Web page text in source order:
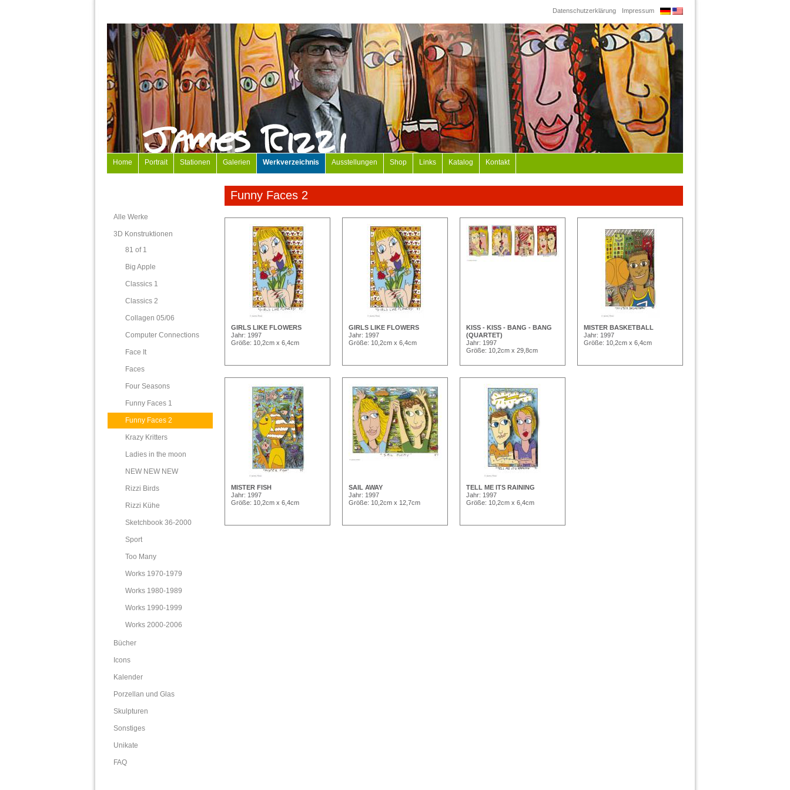
Impressum
Datenschutzerklärung
Home Portrait Stationen Galerien Werkverzeichnis Ausstellungen Shop Links Katalog Kontakt
Alle Werke
3D Konstruktionen
81 of 1
Big Apple
Classics 1
Classics 2
Collagen 05/06
Computer Connections
Face It
Faces
Four Seasons
Funny Faces 1
Funny Faces 2
Krazy Kritters
Ladies in the moon
NEW NEW NEW
Rizzi Birds
Rizzi Kühe
Sketchbook 36-2000
Sport
Too Many
Works 1970-1979
Works 1980-1989
Works 1990-1999
Works 2000-2006
Bücher
Icons
Kalender
Porzellan und Glas
Skulpturen
Sonstiges
Unikate
FAQ
Funny Faces 2
GIRLS LIKE FLOWERS
Jahr: 1997
Größe: 10,2cm x 6,4cm
GIRLS LIKE FLOWERS
Jahr: 1997
Größe: 10,2cm x 6,4cm
KISS - KISS - BANG - BANG
(QUARTET)
Jahr: 1997
Größe: 10,2cm x 29,8cm
MISTER BASKETBALL
Jahr: 1997
Größe: 10,2cm x 6,4cm
MISTER FISH
Jahr: 1997
Größe: 10,2cm x 6,4cm
SAIL AWAY
Jahr: 1997
Größe: 10,2cm x 12,7cm
TELL ME ITS RAINING
Jahr: 1997
Größe: 10,2cm x 6,4cm